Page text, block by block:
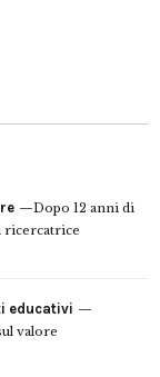
Dopo 12 anni di
ricercatrice
educativi
valore